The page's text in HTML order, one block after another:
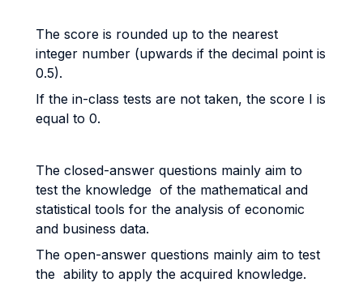
The score is rounded up to the nearest
integer number (upwards if the decimal point is
0.5).
If the in-class tests are not taken, the score I is
equal to 0.
The closed-answer questions mainly aim to
test the knowledge of the mathematical and
statistical tools for the analysis of economic
and business data.
The open-answer questions mainly aim to test
the ability to apply the acquired knowledge.